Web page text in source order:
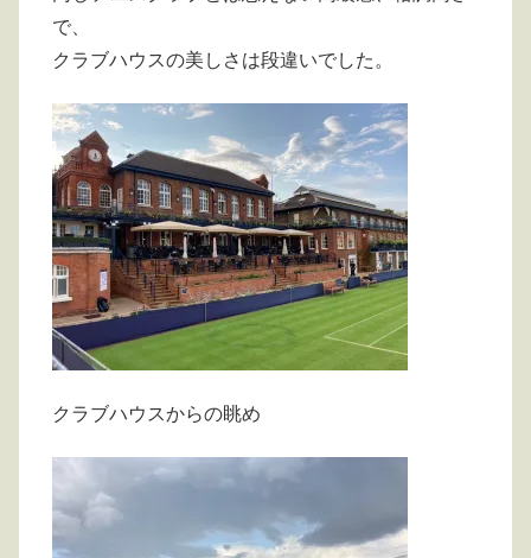
で、
クラブハウスの美しさは段違いでした。
クラブハウスからの眺め